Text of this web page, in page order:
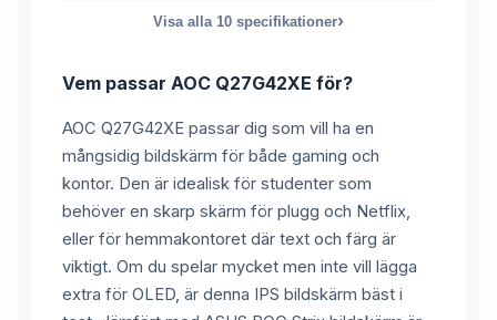
Visa alla 10 specifikationer›
Vem passar AOC Q27G42XE för?
AOC Q27G42XE passar dig som vill ha en
mångsidig bildskärm för både gaming och
kontor. Den är idealisk för studenter som
behöver en skarp skärm för plugg och Netflix,
eller för hemmakontoret där text och färg är
viktigt. Om du spelar mycket men inte vill lägga
extra för OLED, är denna IPS bildskärm bäst i